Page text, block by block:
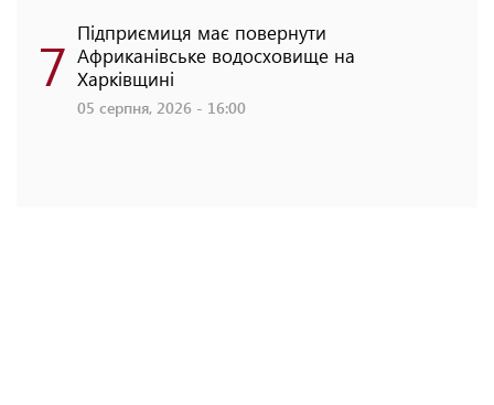
7 Підприємиця має повернути
Африканівське водосховище на
Харківщині
05 серпня, 2026 - 16:00